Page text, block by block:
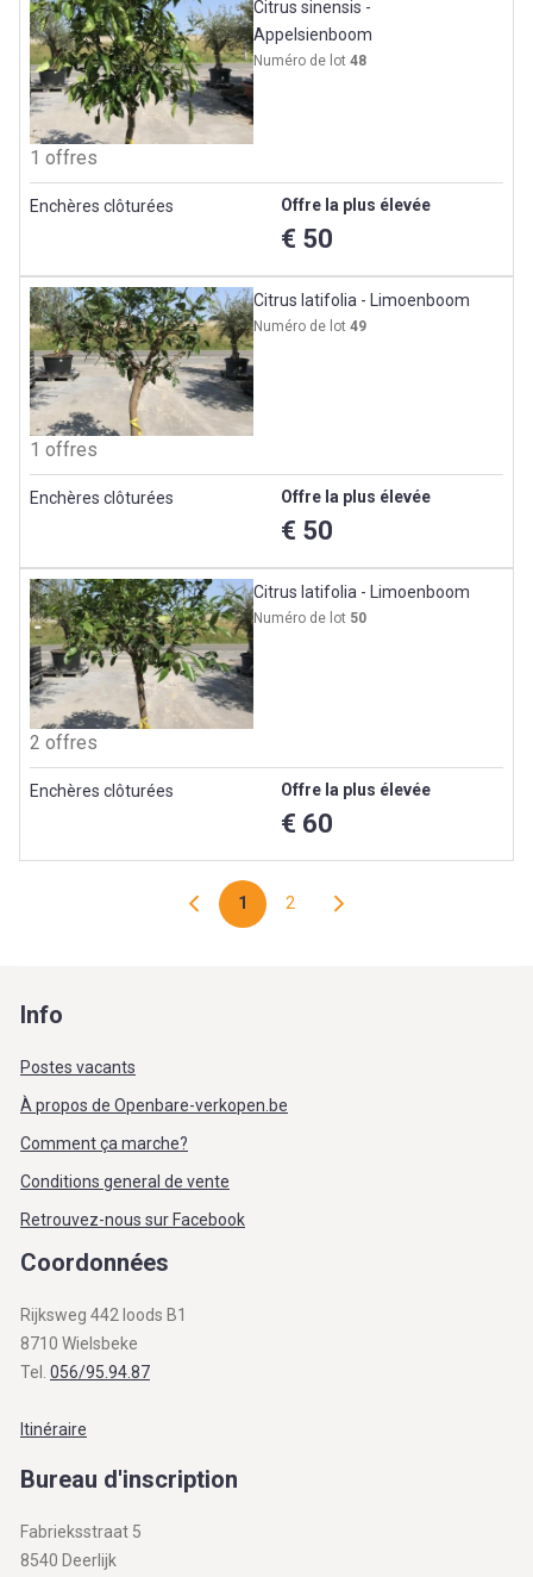
Citrus sinensis -
Appelsienboom
Numéro de lot48
1 offres
Enchères clôturées Offre la plus élevée
€ 50
Citrus latifolia - Limoenboom
Numéro de lot49
1 offres
Enchères clôturées Offre la plus élevée
€ 50
Citrus latifolia - Limoenboom
Numéro de lot 50
2 offres
Enchères clôturées Offre la plus élevée
€ 60
1 2
Info
Postes vacants
À propos de Openbare-verkopen.be
Comment ça marche?
Conditions general de vente
Retrouvez-nous sur Facebook
Coordonnées
Rijksweg 442 loods B1
8710 Wielsbeke
Tel.
056/95.94.87
Itinéraire
Bureau d'inscription
Fabrieksstraat 5
8540 Deerlijk